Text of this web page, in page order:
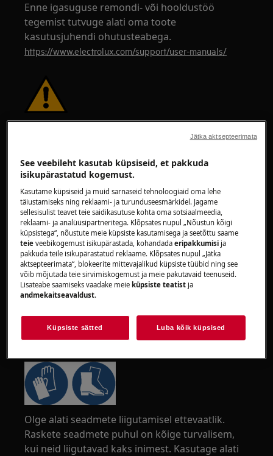
Enne igasuguse remondi- või hooldustöö
tegemist tutvuge alati oma toote
kasutusjuhendi ohutusteabega.
https://www.electrolux.com/support/user-manuals/
lülitage seade välja ja ühendage voolujuhe
pistikupesast lahti.
HOIATUS!VIGASTUSE OHT
Olge alati seadmete liigutamisel ettevaatlik.
Raskete seadmete puhul on kõige turvalisem,
kui neid liigutavad kaks inimest. Kasutage alati
See veebileht kasutab küpsiseid, et pakkuda
isikupärastatud kogemust.
Kasutame küpsiseid ja muid sarnaseid tehnoloogiaid oma lehe
täiustamiseks ning reklaami- ja turunduseesmärkidel. Jagame
sellesisulist teavet teie saidikasutuse kohta oma sotsiaalmeedia,
reklaami- ja analüüsipartneritega. Klõpsates nupul „Nõustun kõigi
küpsistega“, nõustute meie küpsiste kasutamisega ja seetõttu saame
teie veebikogemust isikupärastada, kohandadaeripakkumisi ja
pakkuda teile isikupärastatud reklaame. Klõpsates nupul „Jätka
aktsepteerimata“, blokeerite mittevajalikud küpsiste tüübid ning see
võib mõjutada teie sirvimiskogemust ja meie pakutavaid teenuseid.
Lisateabe saamiseks vaadake meieküpsiste teatist ja
andmekaitseavaldust.
Küpsiste sätted Luba kõik küpsised
Jätka aktsepteerimata